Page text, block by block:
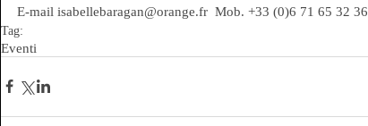
E-mail isabellebaragan@orange.fr  Mob. +33 (0)6 71 65 32 36
Tag:
Eventi